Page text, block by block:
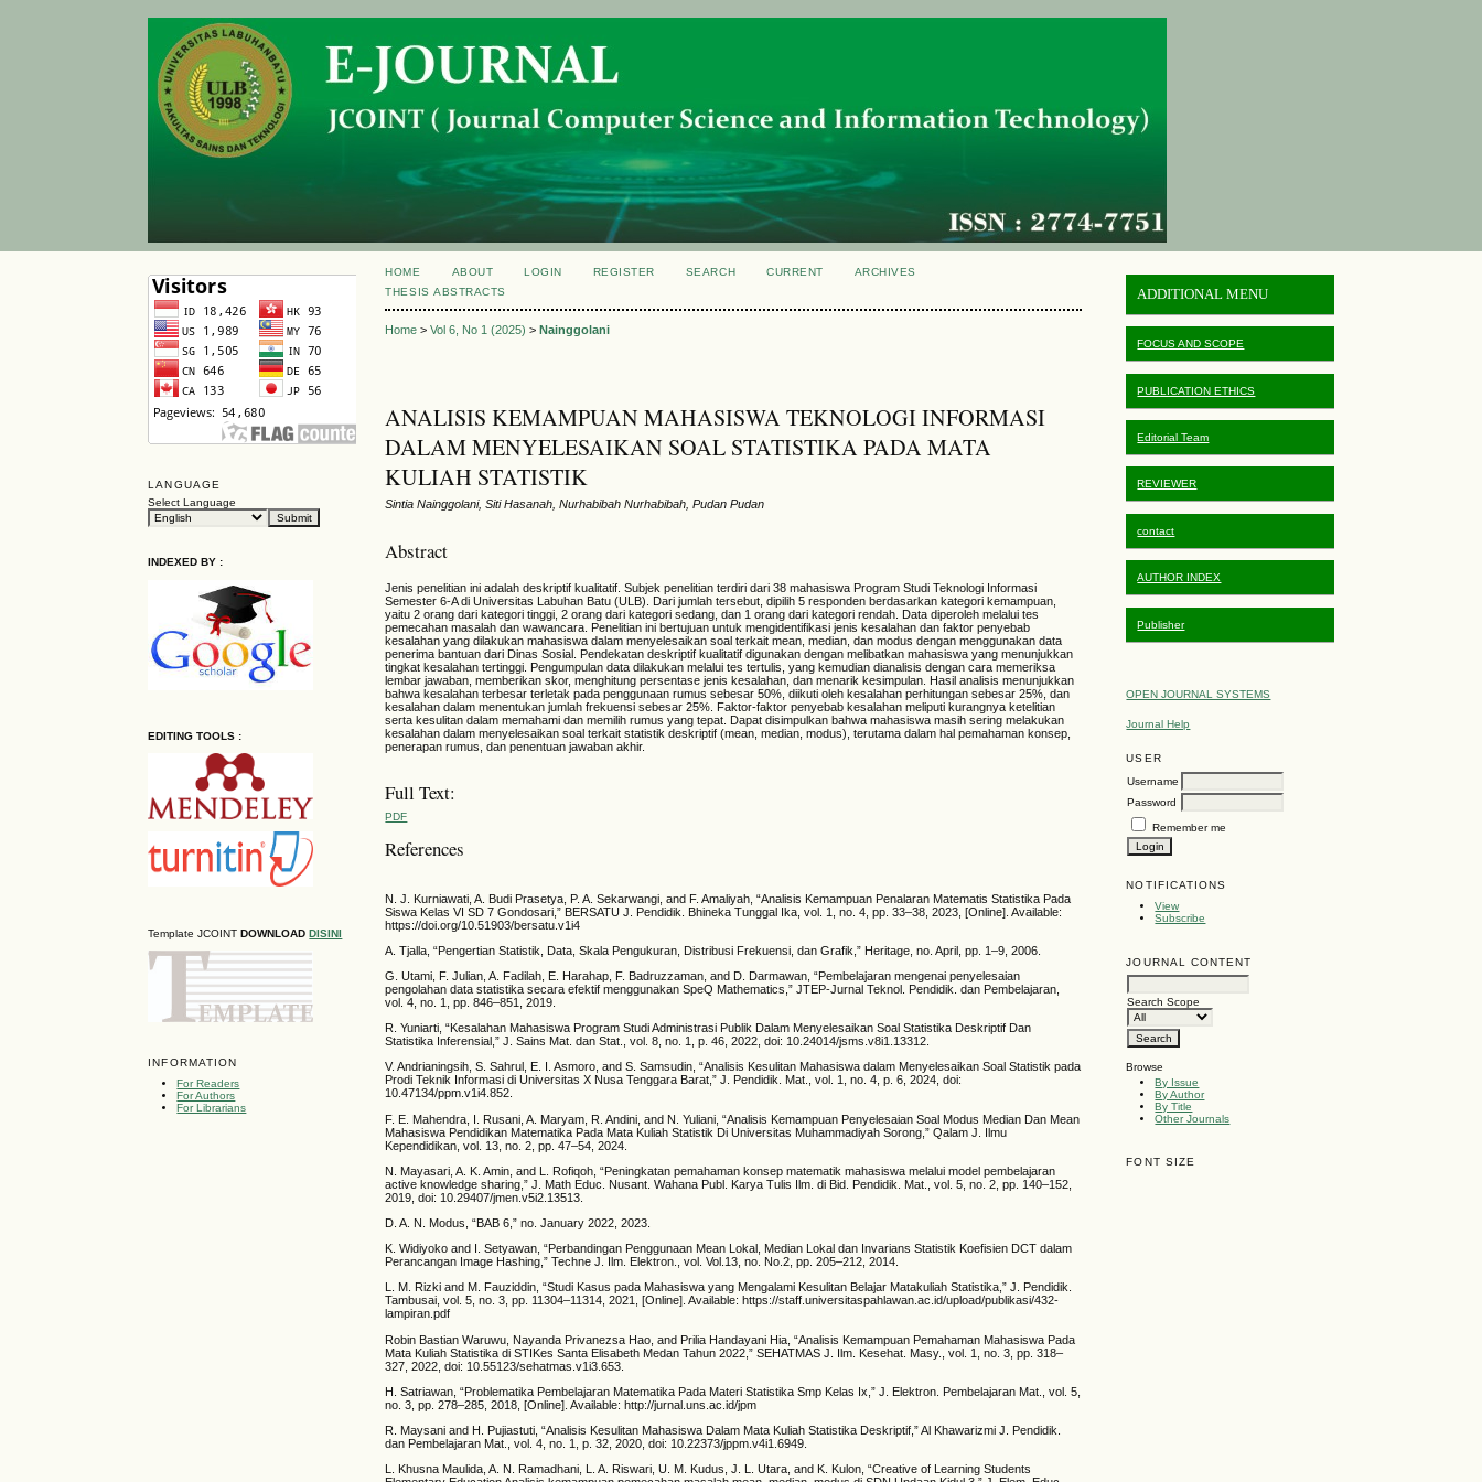
LANGUAGE
Select Language
INDEXED BY :
EDITING TOOLS :
Template JCOINT DOWNLOADDISINI
INFORMATION
For Readers
For Authors
For Librarians
ADDITIONAL MENU
FOCUS AND SCOPE
PUBLICATION ETHICS
Editorial Team
REVIEWER
contact
AUTHOR INDEX
Publisher
OPEN JOURNAL SYSTEMS
Journal Help
USER
Username
Password
Remember me
NOTIFICATIONS
View
Subscribe
JOURNAL CONTENT
Search Scope
Browse
By Issue
By Author
By Title
Other Journals
FONT SIZE
HOME ABOUT LOGIN REGISTER SEARCH CURRENT
ARCHIVES
THESIS ABSTRACTS
Home >Vol 6, No 1 (2025) >Nainggolani
ANALISIS KEMAMPUAN MAHASISWA TEKNOLOGI INFORMASI
DALAM MENYELESAIKAN SOAL STATISTIKA PADA MATA
KULIAH STATISTIK
Sintia Nainggolani, Siti Hasanah, Nurhabibah Nurhabibah, Pudan Pudan
Abstract
Jenis penelitian ini adalah deskriptif kualitatif. Subjek penelitian terdiri dari 38 mahasiswa Program Studi Teknologi Informasi
Semester 6-A di Universitas Labuhan Batu (ULB). Dari jumlah tersebut, dipilih 5 responden berdasarkan kategori kemampuan,
yaitu 2 orang dari kategori tinggi, 2 orang dari kategori sedang, dan 1 orang dari kategori rendah. Data diperoleh melalui tes
pemecahan masalah dan wawancara. Penelitian ini bertujuan untuk mengidentifikasi jenis kesalahan dan faktor penyebab
kesalahan yang dilakukan mahasiswa dalam menyelesaikan soal terkait mean, median, dan modus dengan menggunakan data
penerima bantuan dari Dinas Sosial. Pendekatan deskriptif kualitatif digunakan dengan melibatkan mahasiswa yang menunjukkan
tingkat kesalahan tertinggi. Pengumpulan data dilakukan melalui tes tertulis, yang kemudian dianalisis dengan cara memeriksa
lembar jawaban, memberikan skor, menghitung persentase jenis kesalahan, dan menarik kesimpulan. Hasil analisis menunjukkan
bahwa kesalahan terbesar terletak pada penggunaan rumus sebesar 50%, diikuti oleh kesalahan perhitungan sebesar 25%, dan
kesalahan dalam menentukan jumlah frekuensi sebesar 25%. Faktor-faktor penyebab kesalahan meliputi kurangnya ketelitian
serta kesulitan dalam memahami dan memilih rumus yang tepat. Dapat disimpulkan bahwa mahasiswa masih sering melakukan
kesalahan dalam menyelesaikan soal terkait statistik deskriptif (mean, median, modus), terutama dalam hal pemahaman konsep,
penerapan rumus, dan penentuan jawaban akhir.
Full Text:
PDF
References
N. J. Kurniawati, A. Budi Prasetya, P. A. Sekarwangi, and F. Amaliyah, “Analisis Kemampuan Penalaran Matematis Statistika Pada
Siswa Kelas VI SD 7 Gondosari,” BERSATU J. Pendidik. Bhineka Tunggal Ika, vol. 1, no. 4, pp. 33–38, 2023, [Online]. Available:
https://doi.org/10.51903/bersatu.v1i4
A. Tjalla, “Pengertian Statistik, Data, Skala Pengukuran, Distribusi Frekuensi, dan Grafik,” Heritage, no. April, pp. 1–9, 2006.
G. Utami, F. Julian, A. Fadilah, E. Harahap, F. Badruzzaman, and D. Darmawan, “Pembelajaran mengenai penyelesaian
pengolahan data statistika secara efektif menggunakan SpeQ Mathematics,” JTEP-Jurnal Teknol. Pendidik. dan Pembelajaran,
vol. 4, no. 1, pp. 846–851, 2019.
R. Yuniarti, “Kesalahan Mahasiswa Program Studi Administrasi Publik Dalam Menyelesaikan Soal Statistika Deskriptif Dan
Statistika Inferensial,” J. Sains Mat. dan Stat., vol. 8, no. 1, p. 46, 2022, doi: 10.24014/jsms.v8i1.13312.
V. Andrianingsih, S. Sahrul, E. I. Asmoro, and S. Samsudin, “Analisis Kesulitan Mahasiswa dalam Menyelesaikan Soal Statistik pada
Prodi Teknik Informasi di Universitas X Nusa Tenggara Barat,” J. Pendidik. Mat., vol. 1, no. 4, p. 6, 2024, doi:
10.47134/ppm.v1i4.852.
F. E. Mahendra, I. Rusani, A. Maryam, R. Andini, and N. Yuliani, “Analisis Kemampuan Penyelesaian Soal Modus Median Dan Mean
Mahasiswa Pendidikan Matematika Pada Mata Kuliah Statistik Di Universitas Muhammadiyah Sorong,” Qalam J. Ilmu
Kependidikan, vol. 13, no. 2, pp. 47–54, 2024.
N. Mayasari, A. K. Amin, and L. Rofiqoh, “Peningkatan pemahaman konsep matematik mahasiswa melalui model pembelajaran
active knowledge sharing,” J. Math Educ. Nusant. Wahana Publ. Karya Tulis Ilm. di Bid. Pendidik. Mat., vol. 5, no. 2, pp. 140–152,
2019, doi: 10.29407/jmen.v5i2.13513.
D. A. N. Modus, “BAB 6,” no. January 2022, 2023.
K. Widiyoko and I. Setyawan, “Perbandingan Penggunaan Mean Lokal, Median Lokal dan Invarians Statistik Koefisien DCT dalam
Perancangan Image Hashing,” Techne J. Ilm. Elektron., vol. Vol.13, no. No.2, pp. 205–212, 2014.
L. M. Rizki and M. Fauziddin, “Studi Kasus pada Mahasiswa yang Mengalami Kesulitan Belajar Matakuliah Statistika,” J. Pendidik.
Tambusai, vol. 5, no. 3, pp. 11304–11314, 2021, [Online]. Available: https://staff.universitaspahlawan.ac.id/upload/publikasi/432-
lampiran.pdf
Robin Bastian Waruwu, Nayanda Privanezsa Hao, and Prilia Handayani Hia, “Analisis Kemampuan Pemahaman Mahasiswa Pada
Mata Kuliah Statistika di STIKes Santa Elisabeth Medan Tahun 2022,” SEHATMAS J. Ilm. Kesehat. Masy., vol. 1, no. 3, pp. 318–
327, 2022, doi: 10.55123/sehatmas.v1i3.653.
H. Satriawan, “Problematika Pembelajaran Matematika Pada Materi Statistika Smp Kelas Ix,” J. Elektron. Pembelajaran Mat., vol. 5,
no. 3, pp. 278–285, 2018, [Online]. Available: http://jurnal.uns.ac.id/jpm
R. Maysani and H. Pujiastuti, “Analisis Kesulitan Mahasiswa Dalam Mata Kuliah Statistika Deskriptif,” Al Khawarizmi J. Pendidik.
dan Pembelajaran Mat., vol. 4, no. 1, p. 32, 2020, doi: 10.22373/jppm.v4i1.6949.
L. Khusna Maulida, A. N. Ramadhani, L. A. Riswari, U. M. Kudus, J. L. Utara, and K. Kulon, “Creative of Learning Students